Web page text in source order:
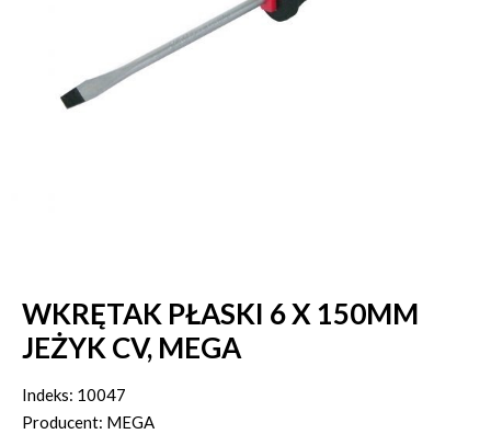
WKRĘTAK PŁASKI 6 X 150MM
JEŻYK CV, MEGA
Indeks: 10047
Producent: MEGA